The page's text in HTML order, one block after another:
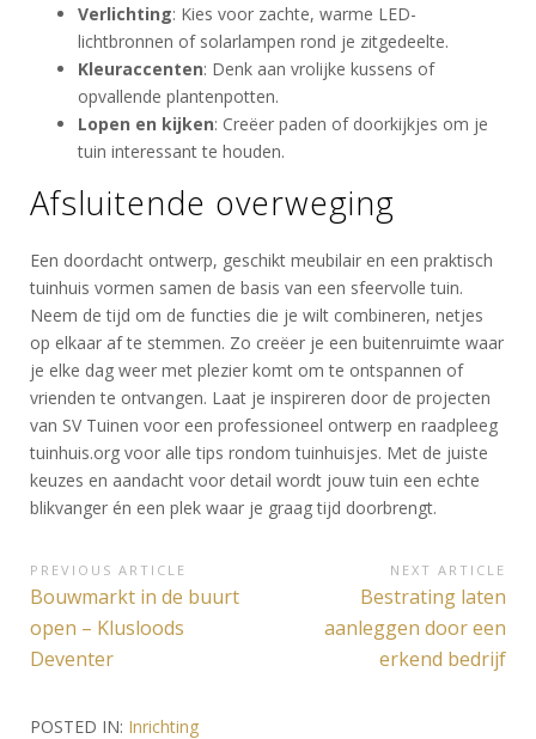
Verlichting: Kies voor zachte, warme LED-
lichtbronnen of solarlampen rond je zitgedeelte.
Kleuraccenten: Denk aan vrolijke kussens of
opvallende plantenpotten.
Lopen en kijken: Creëer paden of doorkijkjes om je
tuin interessant te houden.
Afsluitende overweging
Een doordacht ontwerp, geschikt meubilair en een praktisch
tuinhuis vormen samen de basis van een sfeervolle tuin.
Neem de tijd om de functies die je wilt combineren, netjes
op elkaar af te stemmen. Zo creëer je een buitenruimte waar
je elke dag weer met plezier komt om te ontspannen of
vrienden te ontvangen. Laat je inspireren door de projecten
van SV Tuinen voor een professioneel ontwerp en raadpleeg
tuinhuis.org voor alle tips rondom tuinhuisjes. Met de juiste
keuzes en aandacht voor detail wordt jouw tuin een echte
blikvanger én een plek waar je graag tijd doorbrengt.
Bericht
navigatie
PREVIOUS ARTICLE
Previous
Article:
Bouwmarkt in de buurt
open – Klusloods
Deventer
NEXT ARTICLE
Next
Article:
Bestrating laten
aanleggen door een
erkend bedrijf
POSTED IN: Inrichting